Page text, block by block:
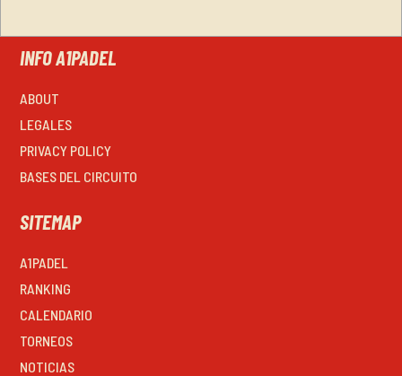
INFO A1PADEL
ABOUT
LEGALES
PRIVACY POLICY
BASES DEL CIRCUITO
SITEMAP
A1PADEL
RANKING
CALENDARIO
TORNEOS
NOTICIAS